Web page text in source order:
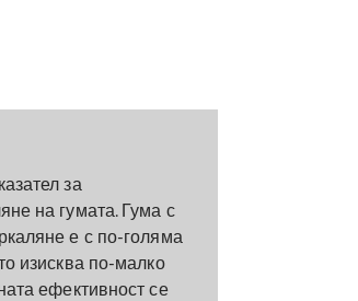
за
на гумата. Гума с
е с по-голяма
изисква по-малко
ефективност се